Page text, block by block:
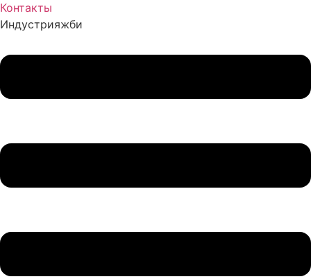
Контакты
Индустрияжби